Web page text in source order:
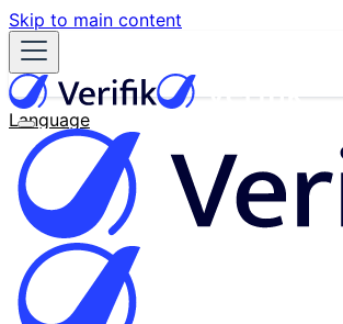
Skip to main content
Language
English
Español
Français
Português
한국어
日本語
中文